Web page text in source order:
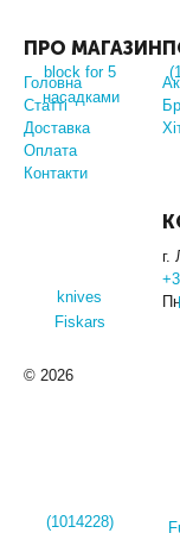
ПРО МАГАЗИН
Головна
Статті
Доставка
Оплата
Контакти
г.
© 2026